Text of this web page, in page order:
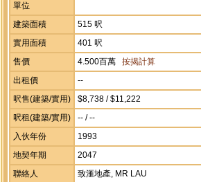
單位
建築面積
515 呎
實用面積
401 呎
售價
4.500百萬 按揭計算
出租價
--
呎售(建築/實用)
$8,738 / $11,222
呎租(建築/實用)
-- / --
入伙年份
1993
地契年期
2047
聯絡人
致滙地產, MR LAU